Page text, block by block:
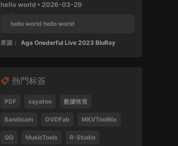
hello world • 2026-03-29
hello world hello world
來源： Aga Onederful Live 2023 BluRay
這張還沒好好完整欣賞過
來源： 張學友 1999 友個人演唱會 60FPS 清晰版
SPad • 2025-04-28
1
熱門标簽
PDF sayatoo 數據恢複
Bandicam DVDFab MKVToolNix
QQ MusicTools R-Studio